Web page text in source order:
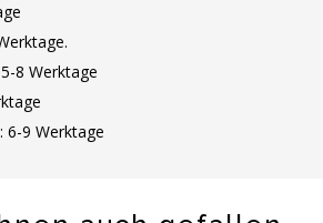
8 Werktage
6-9 Werktage